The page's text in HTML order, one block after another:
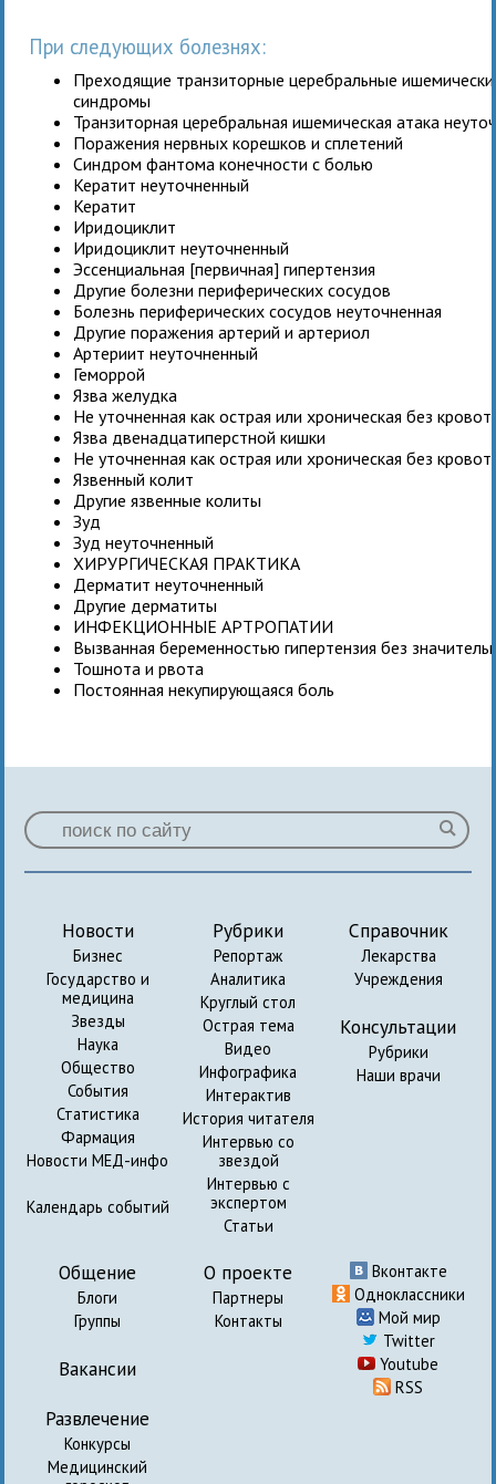
При следующих болезнях:
Преходящие транзиторные церебральные
синдромы
Транзиторная церебральная ишемическая атака
Поражения нервных корешков и сплетений
Синдром фантома конечности с болью
Кератит неуточненный
Кератит
Иридоциклит
Иридоциклит неуточненный
Эссенциальная [первичная] гипертензия
Другие болезни периферических сосудов
Болезнь периферических сосудов неуточненная
Другие поражения артерий и артериол
Артериит неуточненный
Геморрой
Язва желудка
Не уточненная как острая или хроническая без
Язва двенадцатиперстной кишки
Не уточненная как острая или хроническая без
Язвенный колит
Другие язвенные колиты
Зуд
Зуд неуточненный
ХИРУРГИЧЕСКАЯ ПРАКТИКА
Дерматит неуточненный
Другие дерматиты
ИНФЕКЦИОННЫЕ АРТРОПАТИИ
Вызванная беременностью гипертензия без
Тошнота и рвота
Постоянная некупирующаяся боль
Новости
Бизнес
Государство и
медицина
Звезды
Наука
Общество
События
Статистика
Фармация
Новости МЕД-инфо
Календарь событий
Рубрики
Репортаж
Аналитика
Круглый стол
Острая тема
Видео
Инфографика
Интерактив
История читателя
Интервью со
звездой
Интервью с
экспертом
Статьи
Справочник
Лекарства
Учреждения
Консультации
Рубрики
Наши врачи
Общение
Блоги
Группы
Вакансии
Развлечение
Конкурсы
Медицинский
О проекте
Партнеры
Контакты
Вконтакте
Одноклассники
Мой мир
Twitter
Youtube
RSS